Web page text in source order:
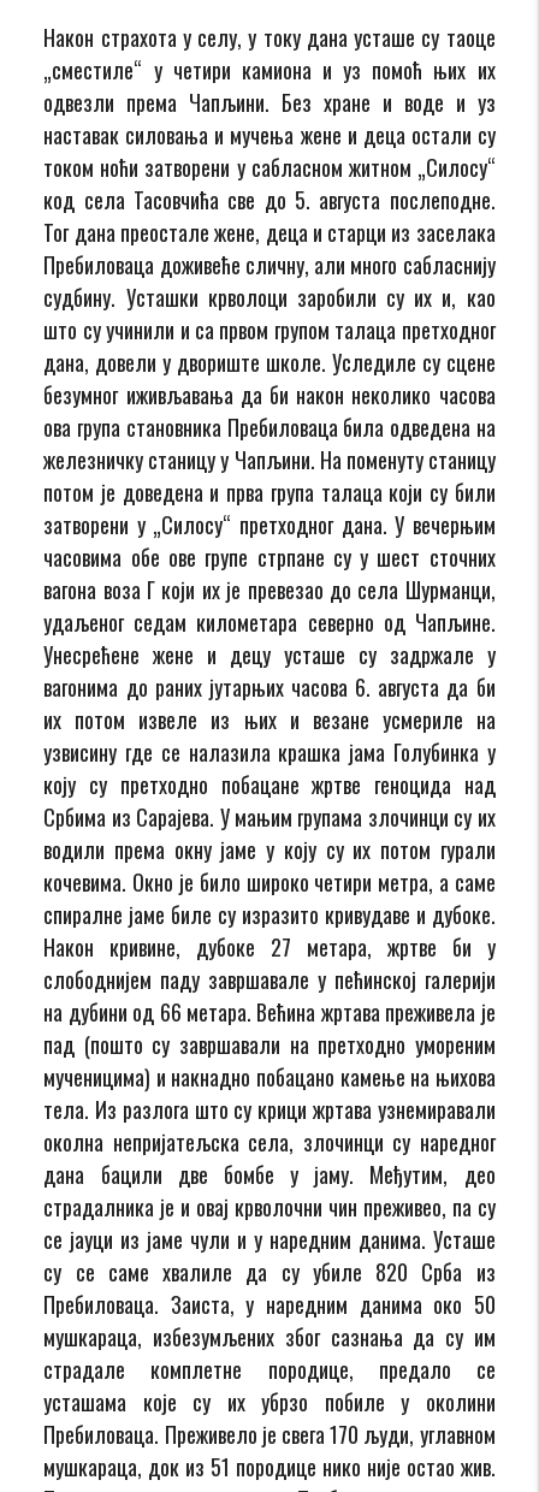
Након страхота у селу, у току дана усташе су таоце
„сместиле“ у четири камиона и уз помоћ њих их
одвезли према Чапљини. Без хране и воде и уз
наставак силовања и мучења жене и деца остали су
током ноћи затворени у сабласном житном „Силосу“
код села Тасовчића све до 5. августа послеподне.
Тог дана преостале жене, деца и старци из заселака
Пребиловаца доживеће сличну, али много сабласнију
судбину. Усташки крволоци заробили су их и, као
што су учинили и са првом групом талаца претходног
дана, довели у двориште школе. Уследиле су сцене
безумног иживљавања да би након неколико часова
ова група становника Пребиловаца била одведена на
железничку станицу у Чапљини. На поменуту станицу
потом је доведена и прва група талаца који су били
затворени у „Силосу“ претходног дана. У вечерњим
часовима обе ове групе стрпане су у шест сточних
вагона воза Г који их је превезао до села Шурманци,
удаљеног седам километара северно од Чапљине.
Унесрећене жене и децу усташе су задржале у
вагонима до раних јутарњих часова 6. августа да би
их потом извеле из њих и везане усмериле на
узвисину где се налазила крашка јама Голубинка у
коју су претходно побацане жртве геноцида над
Србима из Сарајева. У мањим групама злочинци су их
водили према окну јаме у коју су их потом гурали
кочевима. Окно је било широко четири метра, а саме
спиралне јаме биле су изразито кривудаве и дубоке.
Након кривине, дубоке 27 метара, жртве би у
слободнијем паду завршавале у пећинској галерији
на дубини од 66 метара. Већина жртава преживела је
пад (пошто су завршавали на претходно умореним
мученицима) и накнадно побацано камење на њихова
тела. Из разлога што су крици жртава узнемиравали
околна непријатељска села, злочинци су наредног
дана бацили две бомбе у јаму. Међутим, део
страдалника је и овај крволочни чин преживео, па су
се јауци из јаме чули и у наредним данима. Усташе
су се саме хвалиле да су убиле 820 Срба из
Пребиловаца. Заиста, у наредним данима око 50
мушкараца, избезумљених због сазнања да су им
страдале комплетне породице, предало се
усташама које су их убрзо побиле у околини
Пребиловаца. Преживело је свега 170 људи, углавном
мушкараца, док из 51 породице нико није остао жив.